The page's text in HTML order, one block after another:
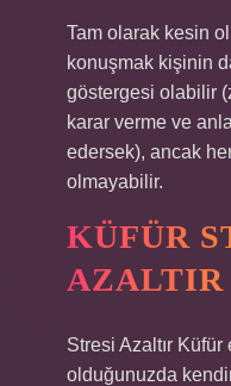
Tam olarak kesin
konuşmak kişinin
göstergesi olabilir
karar verme ve
edersek), ancak
olmayabilir.
KÜFÜR
AZALTIR
Stresi Azaltır
olduğunuzda